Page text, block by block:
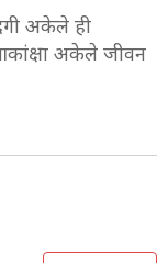
अकेले ही
अकेले जीवन